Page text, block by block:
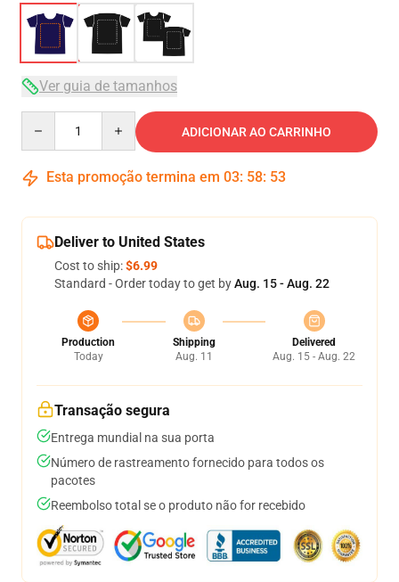
Ver guia de tamanhos
ADICIONAR AO CARRINHO
Esta promoção termina em 03: 58: 53
Deliver to United States
Cost to ship:$6.99
Standard - Order today to get byAug. 15 - Aug. 22
Production
Today
Shipping
Aug. 11
Delivered
Aug. 15 - Aug. 22
Transação segura
Entrega mundial na sua porta
Número de rastreamento fornecido para todos os
pacotes
Reembolso total se o produto não for recebido